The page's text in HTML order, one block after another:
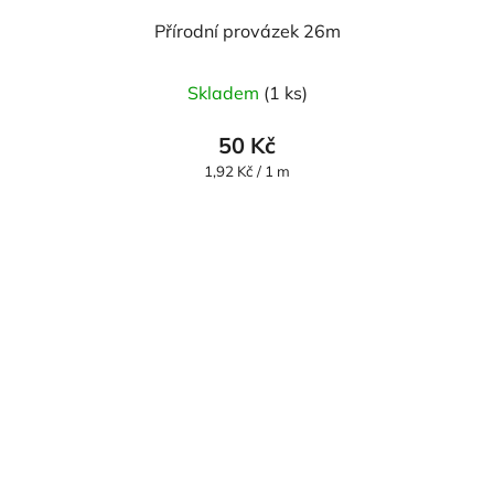
Přírodní provázek 26m
Skladem (1 ks)
50 Kč
Měrná
1,92 Kč / 1 m